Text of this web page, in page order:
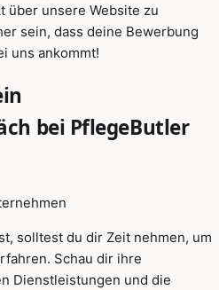
über unsere Website zu
sein, dass deine Bewerbung
uns ankommt!
bei PflegeButler
solltest du dir Zeit nehmen, um
Schau dir ihre
Dienstleistungen und die